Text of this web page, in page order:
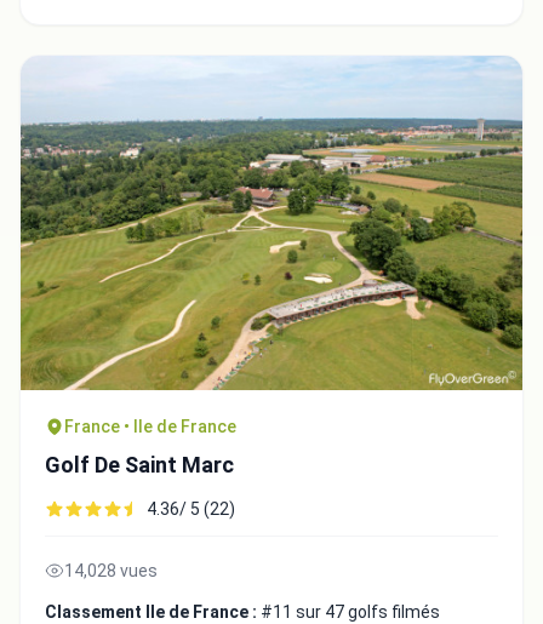
France • Ile de France
Golf De Saint Marc
4.36/ 5 (22)
14,028 vues
Classement Ile de France : #11 sur 47 golfs filmés